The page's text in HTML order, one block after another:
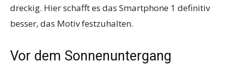
dreckig. Hier schafft es das Smartphone 1 definitiv
besser, das Motiv festzuhalten.
Vor dem Sonnenuntergang